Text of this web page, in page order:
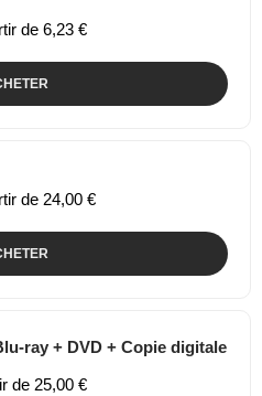
de 6,23 €
de 24,00 €
ray + DVD + Copie digitale
de 25,00 €